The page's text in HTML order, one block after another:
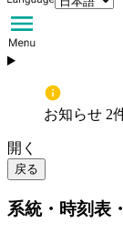
お知らせ 2
開く
戻る
系統・時刻表